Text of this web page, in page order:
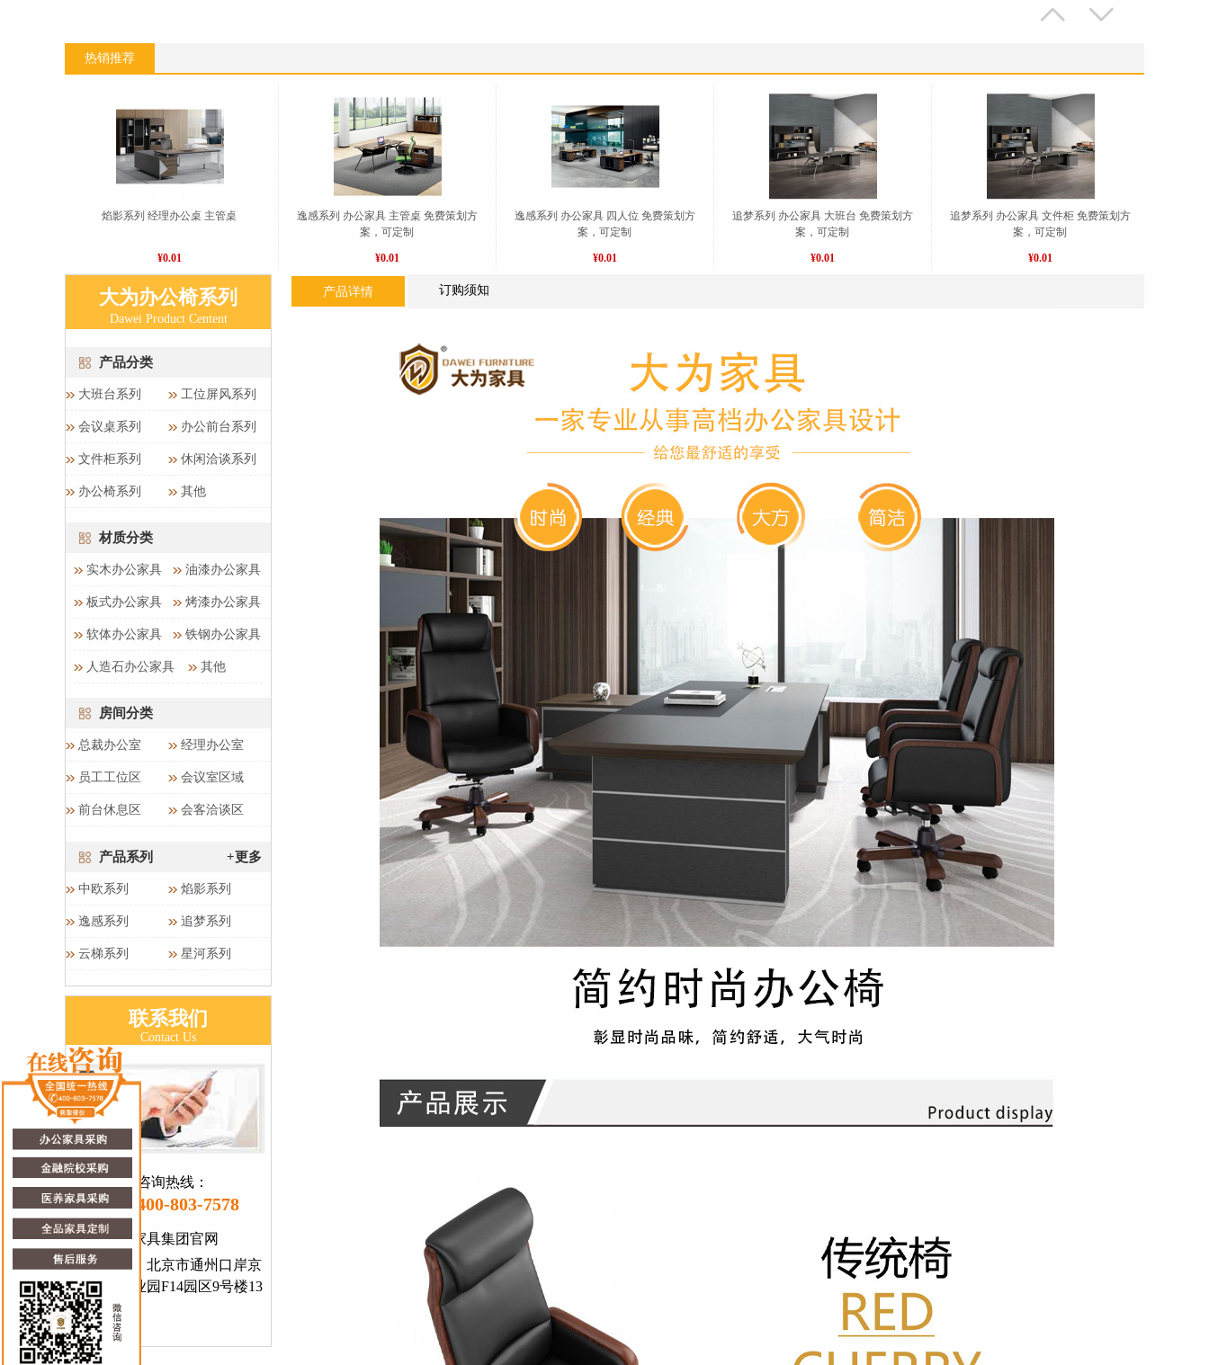
¥0.01
 
热销推荐
焰影系列 经理办公桌 主管桌
¥0.01
逸感系列 办公家具 主管桌 免费策划方
案，可定制
¥0.01
逸感系列 办公家具 四人位 免费策划方
案，可定制
¥0.01
追梦系列 办公家具 大班台 免费策划方
案，可定制
¥0.01
追梦系列 办公家具 文件柜 免费策划方
案，可定制
¥0.01
大为办公椅系列
Dawei Product Centent
产品分类
大班台系列 工位屏风系列
会议桌系列 办公前台系列
文件柜系列 休闲洽谈系列
办公椅系列 其他
材质分类
实木办公家具 油漆办公家具
板式办公家具 烤漆办公家具
软体办公家具 铁钢办公家具
人造石办公家具 其他
房间分类
总裁办公室 经理办公室
员工工位区 会议室区域
前台休息区 会客洽谈区
产品系列 +更多
中欧系列 焰影系列
逸感系列 追梦系列
云梯系列 星河系列
联系我们
Contact Us
咨询热线：
400-803-7578
北京大为家具集团官网
总部地址：北京市通州口岸京
东智能产业园F14园区9号楼13
层
产品详情 订购须知